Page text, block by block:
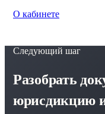
О кабинете
Следующий шаг
Разобрать
юрисдикцию